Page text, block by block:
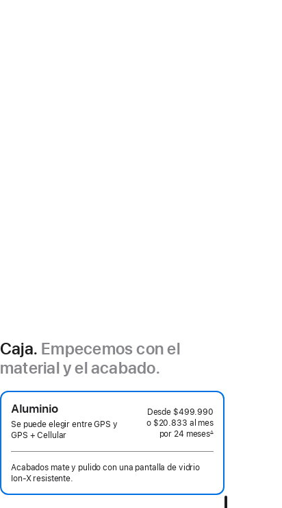
Caja. Empecemos con el
material y el acabado.
Aluminio
Se puede elegir entre GPS y
GPS + Cellular
Desde $499.990
o $20.833 al mes
por 24 mesesmeses
Nota a pie de página
∆
Acabados mate y pulido con una pantalla de vidrio
Ion‑X resistente.